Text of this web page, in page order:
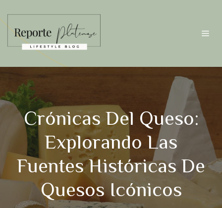
contenido
Crónicas Del Queso:
Explorando Las
Fuentes Históricas De
Quesos Icónicos